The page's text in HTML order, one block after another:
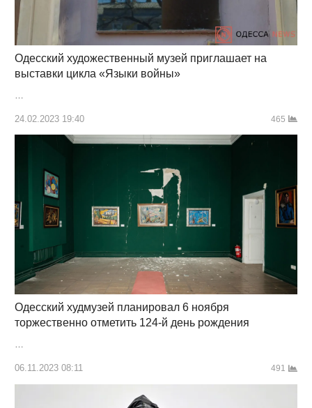
Одесский художественный музей приглашает на
выставки цикла «Языки войны»
24.02.2023 19:40 465
Одесский худмузей планировал 6 ноября
торжественно отметить 124-й день рождения
06.11.2023 08:11 491